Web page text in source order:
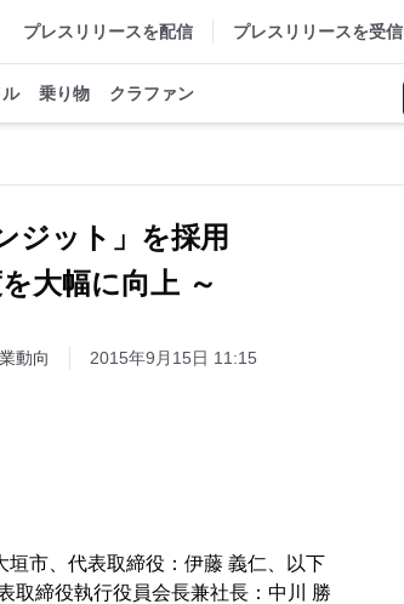
プレスリリースを配信 プレスリリースを受信
乗り物 クラファン
ジット」を採用
大幅に向上 ～
動向 2015年9月15日 11:15
市、代表取締役：伊藤 義仁、以下
取締役執行役員会長兼社長：中川 勝